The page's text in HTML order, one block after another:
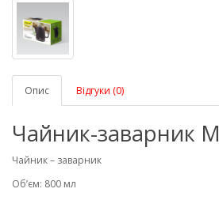
Опис Відгуки (0)
Чайник-заварник
Чайник – заварник
Об’єм: 800 мл